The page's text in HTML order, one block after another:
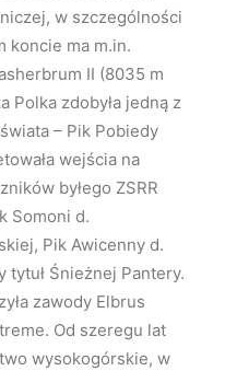
w szczególności
koncie ma m.in.
II (8035 m
Polka zdobyła jedną z
– Pik Pobiedy
wejścia na
byłego ZSRR
Somoni d.
Pik Awicenny d.
tytuł Śnieżnej Pantery.
zawody Elbrus
Od szeregu lat
wysokogórskie, w